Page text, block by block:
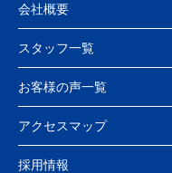
会社概要
スタッフ一覧
お客様の声一覧
アクセスマップ
採用情報